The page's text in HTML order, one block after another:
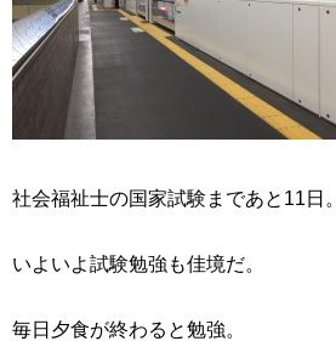
社会福祉士の国家試験まであと11日。
いよいよ試験勉強も佳境だ。
毎日夕食が終わると勉強。